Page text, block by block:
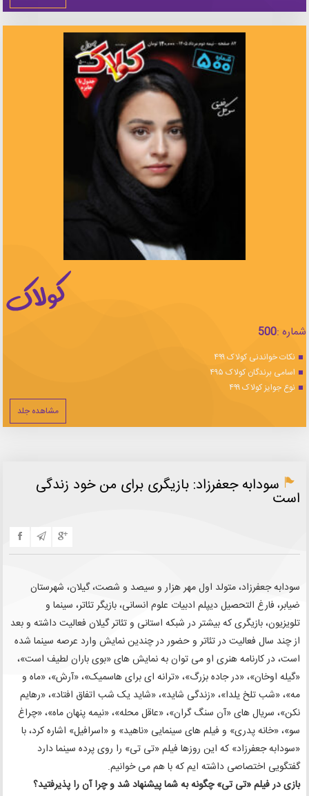
شماره :500
نکات خواندنی کولاک ۴۹۹
اسامی برندگان کولاک ۴۹۵
نوع جوایز کولاک ۴۹۹
مشاهده جلد
سودابه جعفرزاد: بازیگری برای من خود زندگی
است
سودابه جعفرزاد، متولد اول مهر هزار و سیصد و شصت، گیلان، شهرستان
ضیابر، فارغ التحصیل دیپلم ادبیات علوم انسانی، بازیگر تئاتر، سینما و
تلویزیون، بازیگری که بیشتر در شبکه استانی و تئاتر گیلان فعالیت داشته و بعد
از چند سال فعالیت در تئاتر و حضور در چندین نمایش وارد عرصه سینما شده
است، در کارنامه هنری او می توان به نمایش های «بوی باران لطیف است»،
«گیله اوخان»، «در جاده بزرگ»، «ترانه ای برای هاسمیک»، «آرش»، «ماه و
مه»، «شب تلخ یلدا»، «زندگی شاید»، «شاید یک شب اتفاق افتاد»، «رهایم
نکن»، سریال های «آن سنگ گران»، «عاقل محله»، «نیمه پنهان ماه»، «چراغ
سو»، «خانه پدری» و فیلم های سینمایی «ناهید» و «اسرافیل» اشاره کرد، با
«سودابه جعفرزاد» که این روزها فیلم «تی تی» را روی پرده سینما دارد
گفتگویی اختصاصی داشته ایم که با هم می خوانیم.
بازی در فیلم «تی تی» چگونه به شما پیشنهاد شد و چرا آن را پذیرفتید؟